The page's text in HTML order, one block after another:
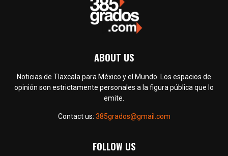
ABOUT US
Noticias de Tlaxcala para México y el Mundo. Los espacios de
opinión son estrictamente personales a la figura pública que lo
emite.
Contact us: 385grados@gmail.com
FOLLOW US